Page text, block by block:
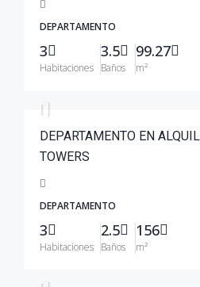
DEPARTAMENTO
3
Habitaciones
3.5
Baños
99.27
m²
DEPARTAMENTO EN
TOWERS
DEPARTAMENTO
3
Habitaciones
2.5
Baños
156
m²